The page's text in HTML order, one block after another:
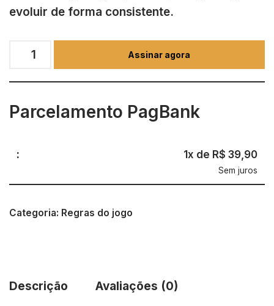
evoluir de forma consistente.
Assinar agora
Parcelamento PagBank
1x de R$ 39,90
Sem juros
Categoria: Regras do jogo
Descrição Avaliações (0)